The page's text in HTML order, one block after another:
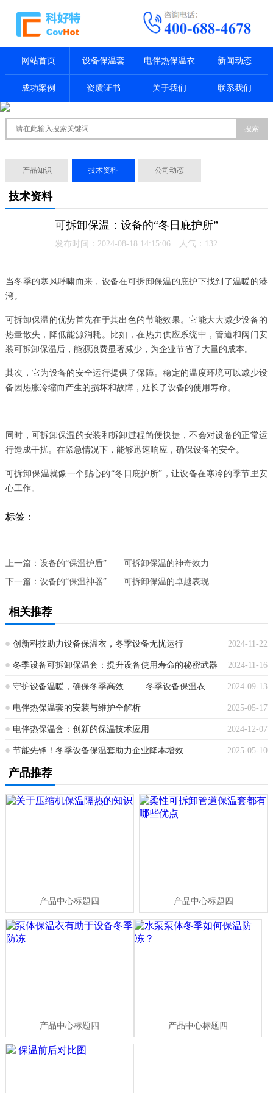
网站首页 设备保温套 电伴热保温衣 新闻动态
成功案例 资质证书 关于我们 联系我们
搜索
产品知识 技术资料 公司动态
技术资料
可拆卸保温：设备的“冬日庇护所”
发布时间：2024-08-18 14:15:06 人气： 132
当冬季的寒风呼啸而来，设备在可拆卸保温的庇护下找到了温暖的港
湾。
可拆卸保温的优势首先在于其出色的节能效果。它能大大减少设备的
热量散失，降低能源消耗。比如，在热力供应系统中，管道和阀门安
装可拆卸保温后，能源浪费显著减少，为企业节省了大量的成本。
其次，它为设备的安全运行提供了保障。稳定的温度环境可以减少设
备因热胀冷缩而产生的损坏和故障，延长了设备的使用寿命。
同时，可拆卸保温的安装和拆卸过程简便快捷，不会对设备的正常运
行造成干扰。在紧急情况下，能够迅速响应，确保设备的安全。
可拆卸保温就像一个贴心的“冬日庇护所”，让设备在寒冷的季节里安
心工作。
标签：
上一篇： 设备的“保温护盾”——可拆卸保温的神奇效力
下一篇： 设备的“保温神器”——可拆卸保温的卓越表现
相关推荐
2024-11-22
创新科技助力设备保温衣，冬季设备无忧运行
2024-11-16
冬季设备可拆卸保温套：提升设备使用寿命的秘密武器
2024-09-13
守护设备温暖，确保冬季高效 —— 冬季设备保温衣
2025-05-17
电伴热保温套的安装与维护全解析​
2024-12-07
电伴热保温套：创新的保温技术应用
2025-05-10
节能先锋！冬季设备保温套助力企业降本增效
产品推荐
产品中心标题四 产品中心标题四
产品中心标题四 产品中心标题四